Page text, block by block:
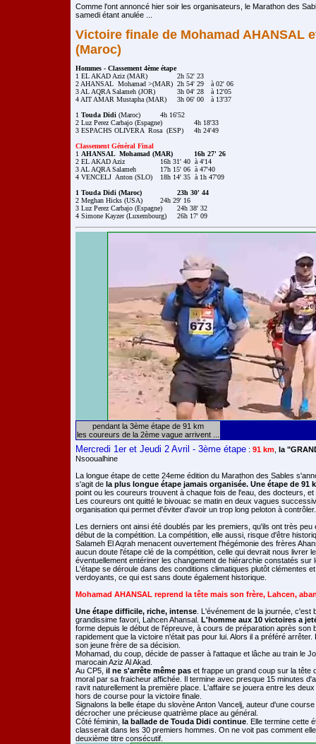
Comme l'ont annoncé hier soir les organisateurs, le Marathon des
samedi étant anulée ...
Victoire finale de Mohamad AHANSAL
(Maroc)
Hommes - Classement 4ème étape
2 AHANSAL  Mohamad >(MAR) 	2h 54' 29 	à 02' 06
3 AL AQRA Salameh (JOR)   	3h 04' 28  	à 12'05
4 AIT AMAR Mustapha (MAR)	3h 06' 00  	à 13'37
1 Touda Didi (Maroc)  	4h 16'52
2 Luz Perez Carbajo (Espagne) 	 	4h 18'33
3 ESPACHS OLIVERA  Rosa  (ESP)  	4h 24'49
Classement Général Final
1
2 EL AKAD Aziz 		16h 31' 40  à 4'14
3 AL AQRA Salameh 	 	17h 15' 06  à 47'40
4 VENCELJ  Anton (SLO)	18h 14' 35  à 1h 47'09
1 Touda Didi (Maroc)  		23h 30' 44
3 Luz Perez Carbajo (Espagne) 	24h 38' 32
pendant la 3ème étape de 91 km
les coureurs de la 2ème vague arrivent ...
Mercredi 1er et Jeudi 2 Avril - 3ème étape : 91 km la
Nsooualhine
La longue étape de cette 24eme édition du Marathon des Sables
s'agit de la plus longue étape jamais organisée. Une étape de 91
point ou les coureurs trouvent à chaque fois de l'eau, des docteurs,
Les coureurs ont quitté le bivouac se matin en deux vagues
organisation qui permet d'éviter d'avoir un trop long peloton à contrôler.
Les derniers ont ainsi été doublés par les premiers, qu'ils ont très peu
début de la compétition. La compétition, elle aussi, risque d'être
Salameh El Aqrah menacent ouvertement l'hégémonie des frères
aucun doute l'étape clé de la compétition, celle qui devrait nous livrer
éventuellement entériner les changement de hiérarchie constatés sur
L'étape se déroule dans des conditions climatiques plutôt clémentes
verdoyants, ce qui est sans doute également historique.
Mohamad AHANSAL reprend la tête mais son frère, Lahcen,
Une étape difficile, riche, intense . L'événement de la journée, c'est
grandissime favori, Lahcen Ahansal. L'homme aux 10 victoires a
forme depuis le début de l'épreuve, à cours de préparation après son
rapidement que la victoire n'était pas pour lui. Alors il a préféré arrêter.
son jeune frère de sa décision.
Mohamad, du coup, décide de passer à l'attaque et lâche au train le
marocain Aziz Al Akad.
Au CP5, il ne s'arrête même pas et frappe un grand coup sur la tête
moral par sa fraicheur affichée. Il termine avec presque 15 minutes
ravit naturellement la première place. L'affaire se jouera entre les
hors de course pour la victoire finale.
Signalons la belle étape du slovène Anton Vancelj, auteur d'une
décrocher une précieuse quatrième place au général.
Côté féminin, la ballade de Touda Didi continue . Elle termine cette
classerait dans les 30 premiers hommes. On ne voit pas comment
deuxième titre consécutif.